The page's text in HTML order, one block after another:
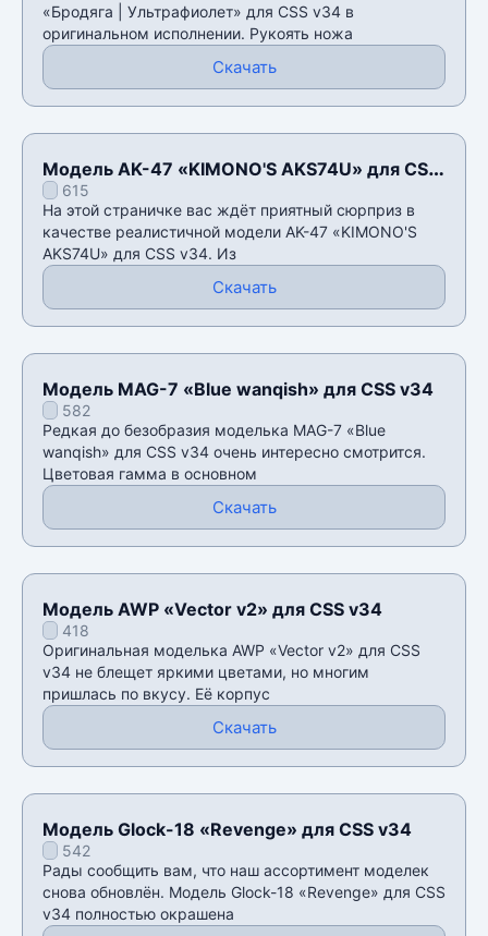
«Бродяга | Ультрафиолет» для CSS v34 в
оригинальном исполнении. Рукоять ножа
Скачать
Модель AK-47 «KIMONO'S AKS74U» для CSS
v34615
На этой страничке вас ждёт приятный сюрприз в
качестве реалистичной модели AK-47 «KIMONO'S
AKS74U» для CSS v34. Из
Скачать
Модель MAG-7 «Blue wanqish» для CSS v34
582
Редкая до безобразия моделька MAG-7 «Blue
wanqish» для CSS v34 очень интересно смотрится.
Цветовая гамма в основном
Скачать
Модель AWP «Vector v2» для CSS v34
418
Оригинальная моделька AWP «Vector v2» для CSS
v34 не блещет яркими цветами, но многим
пришлась по вкусу. Её корпус
Скачать
Модель Glock-18 «Revenge» для CSS v34
542
Рады сообщить вам, что наш ассортимент моделек
снова обновлён. Модель Glock-18 «Revenge» для CSS
v34 полностью окрашена